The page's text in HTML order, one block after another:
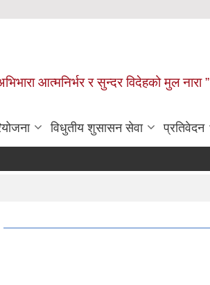
आत्मनिर्भर र सुन्दर विदेहको मुल नारा ”
विधुतीय शुसासन सेवा प्रतिवेदन